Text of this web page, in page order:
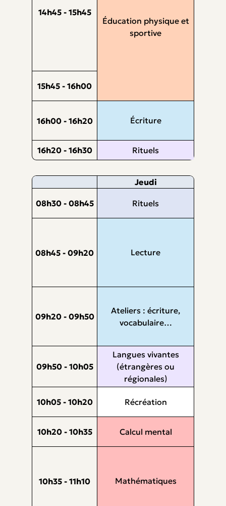
14h45 - 15h45
Éducation physique et
sportive
15h45 - 16h00
16h00 - 16h20 Écriture
16h20 - 16h30 Rituels
Jeudi
08h30 - 08h45 Rituels
08h45 - 09h20 Lecture
09h20 - 09h50
Ateliers : écriture,
vocabulaire…
09h50 - 10h05
Langues vivantes
(étrangères ou
régionales)
10h05 - 10h20 Récréation
10h20 - 10h35 Calcul mental
10h35 - 11h10 Mathématiques